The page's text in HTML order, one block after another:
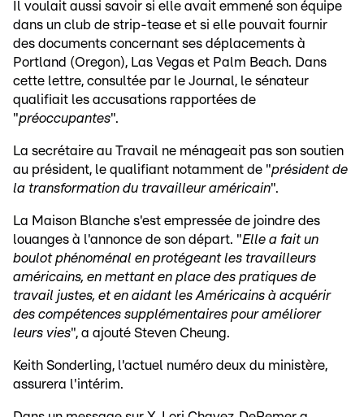
Il voulait aussi savoir si elle avait emmené son équipe
dans un club de strip-tease et si elle pouvait fournir
des documents concernant ses déplacements à
Portland (Oregon), Las Vegas et Palm Beach. Dans
cette lettre, consultée par le Journal, le sénateur
qualifiait les accusations rapportées de
"préoccupantes".
La secrétaire au Travail ne ménageait pas son soutien
au président, le qualifiant notamment de "président de
la transformation du travailleur américain".
La Maison Blanche s'est empressée de joindre des
louanges à l'annonce de son départ. "Elle a fait un
boulot phénoménal en protégeant les travailleurs
américains, en mettant en place des pratiques de
travail justes, et en aidant les Américains à acquérir
des compétences supplémentaires pour améliorer
leurs vies", a ajouté Steven Cheung.
Keith Sonderling, l'actuel numéro deux du ministère,
assurera l'intérim.